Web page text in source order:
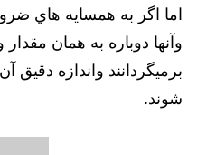
اما اگر به همسايه هاي
وآنها دوباره به همان مقدار
برميگردانند واندازه دقيق
شوند.